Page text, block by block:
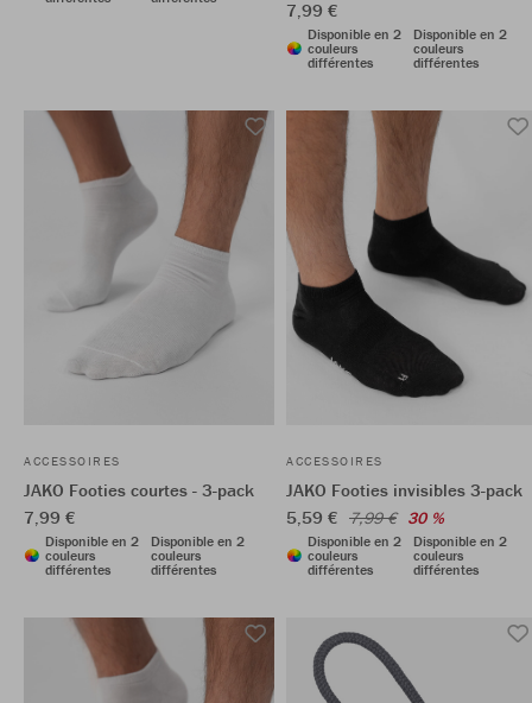
7,99 €
Disponible en 2
couleurs
différentes
Disponible en 2
couleurs
différentes
ACCESSOIRES
JAKO Footies courtes - 3-pack
7,99 €
Disponible en 2
couleurs
différentes
Disponible en 2
couleurs
différentes
ACCESSOIRES
JAKO Footies invisibles 3-pack
5,59 € 7,99 € 30 %
Disponible en 2
couleurs
différentes
Disponible en 2
couleurs
différentes